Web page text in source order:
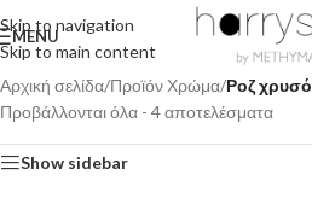
Skip to navigation
Skip to main content
MENU
Αρχική σελίδα/Προϊόν Χρώμα/Ροζ χρυσό
Προβάλλονται όλα - 4 αποτελέσματα
Show sidebar